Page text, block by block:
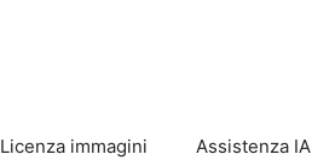
Licenza immagini Assistenza IA